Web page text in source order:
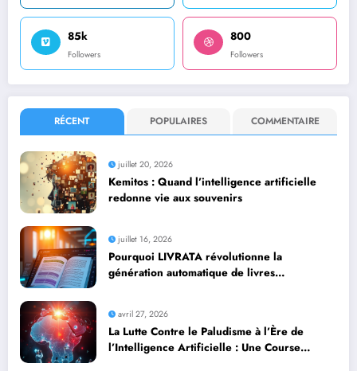
85k
Followers
800
Followers
RÉCENT POPULAIRES COMMENTAIRE
juillet 20, 2026
Kemitos : Quand l’intelligence artificielle
redonne vie aux souvenirs
juillet 16, 2026
Pourquoi LIVRATA révolutionne la
génération automatique de livres
avril 27, 2026
La Lutte Contre le Paludisme à l’Ère de
l’Intelligence Artificielle : Une Course